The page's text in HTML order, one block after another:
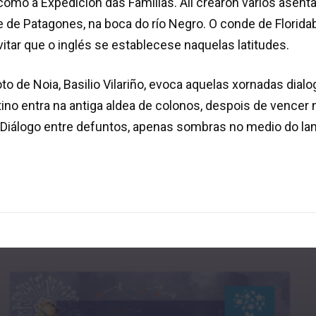
Patagones, na boca do río Negro. O conde de
que o inglés se establecese naquelas latitudes.
de Noia, Basilio Vilariño, evoca aquelas xornadas
entra na antiga aldea de colonos, despois de vencer
entre defuntos, apenas sombras no medio do